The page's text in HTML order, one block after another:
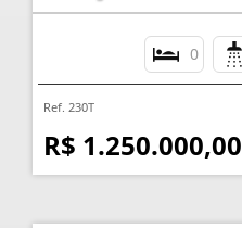
0
Ref. 230T
R$ 1.250.000,00